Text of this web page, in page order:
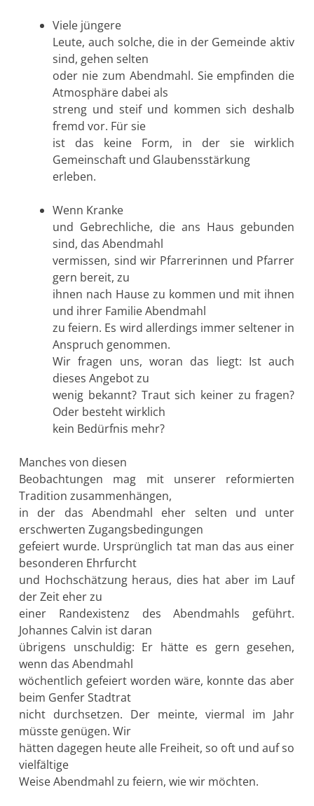
Viele jüngere
Leute, auch solche, die in der Gemeinde aktiv
sind, gehen selten
oder nie zum Abendmahl. Sie empfinden die
Atmosphäre dabei als
streng und steif und kommen sich deshalb
fremd vor. Für sie
ist das keine Form, in der sie wirklich
Gemeinschaft und Glaubensstärkung
erleben.
Wenn Kranke
und Gebrechliche, die ans Haus gebunden
sind, das Abendmahl
vermissen, sind wir Pfarrerinnen und Pfarrer
gern bereit, zu
ihnen nach Hause zu kommen und mit ihnen
und ihrer Familie Abendmahl
zu feiern. Es wird allerdings immer seltener in
Anspruch genommen.
Wir fragen uns, woran das liegt: Ist auch
dieses Angebot zu
wenig bekannt? Traut sich keiner zu fragen?
Oder besteht wirklich
kein Bedürfnis mehr?
Manches von diesen
Beobachtungen mag mit unserer reformierten
Tradition zusammenhängen,
in der das Abendmahl eher selten und unter
erschwerten Zugangsbedingungen
gefeiert wurde. Ursprünglich tat man das aus einer
besonderen Ehrfurcht
und Hochschätzung heraus, dies hat aber im Lauf
der Zeit eher zu
einer Randexistenz des Abendmahls geführt.
Johannes Calvin ist daran
übrigens unschuldig: Er hätte es gern gesehen,
wenn das Abendmahl
wöchentlich gefeiert worden wäre, konnte das aber
beim Genfer Stadtrat
nicht durchsetzen. Der meinte, viermal im Jahr
müsste genügen. Wir
hätten dagegen heute alle Freiheit, so oft und auf so
vielfältige
Weise Abendmahl zu feiern, wie wir möchten.